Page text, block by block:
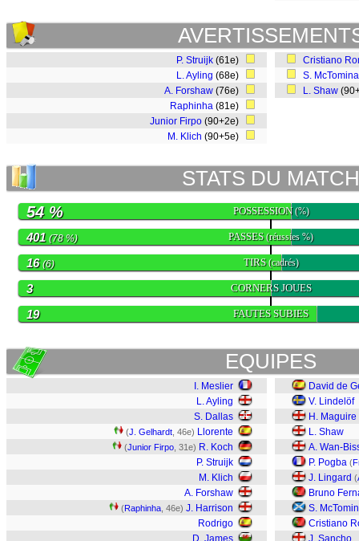
P. Struijk (61e)
L. Ayling (68e)
A. Forshaw (76e)
Raphinha (81e)
Junior Firpo (90+2e)
M. Klich (90+5e)
Cristiano
S.
L. Shaw
STATS DU MATCH
POSSESSION(%)
54 %
PASSES(réussies %)
401 (78 %)
TIRS(cadrés)
16(6)
CORNERS JOUES
3
FAUTES SUBIES
19
EQUIPES
I. Meslier
L. Ayling
S. Dallas
(J. Gelhardt , 46e) Llorente
(Junior Firpo , 31e) R. Koch
P. Struijk
M. Klich
A. Forshaw
(Raphinha , 46e) J. Harrison
Rodrigo
D. James
David de
V. Lindelöf
H. Maguire
L. Shaw
A. Wan-
P. Pogba (
J. Lingard (
Bruno
S.
Cristiano
J. Sancho